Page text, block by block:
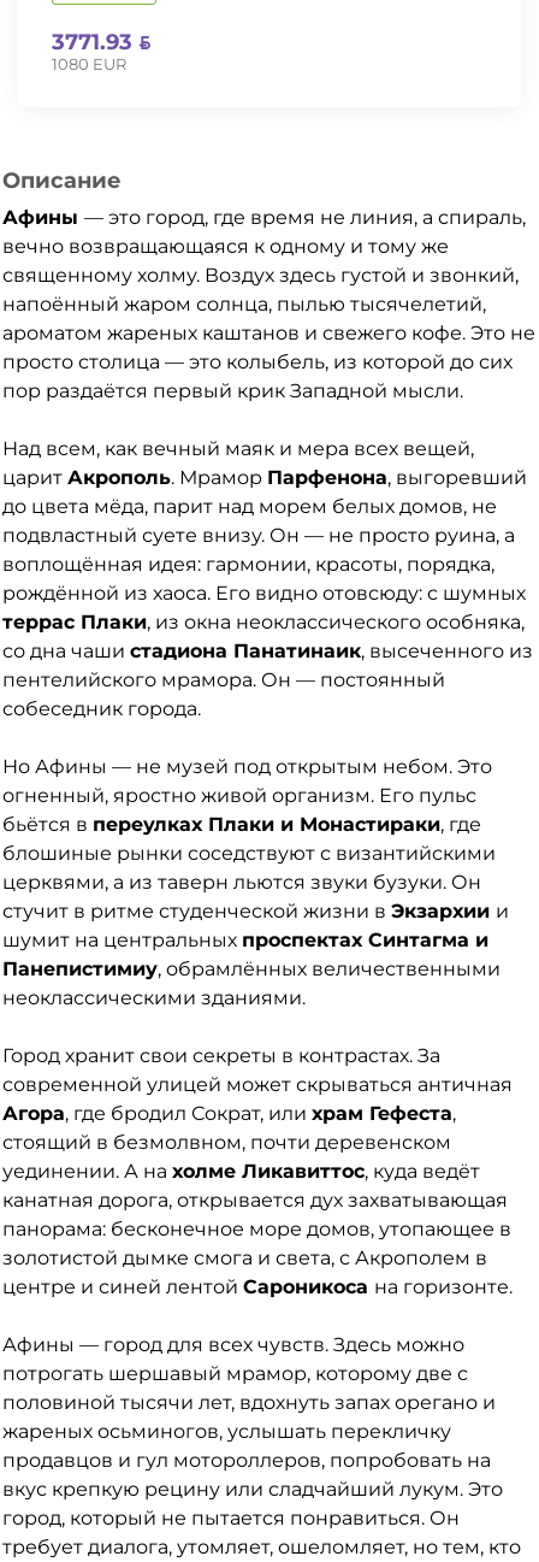
3771.93
1080 EUR
Описание
Афины— это город, где время не линия, а спираль,
вечно возвращающаяся к одному и тому же
священному холму. Воздух здесь густой и звонкий,
напоённый жаром солнца, пылью тысячелетий,
ароматом жареных каштанов и свежего кофе. Это не
просто столица — это колыбель, из которой до сих
пор раздаётся первый крик Западной мысли.
Над всем, как вечный маяк и мера всех вещей,
царитАкрополь. Мрамор Парфенона, выгоревший
до цвета мёда, парит над морем белых домов, не
подвластный суете внизу. Он — не просто руина, а
воплощённая идея: гармонии, красоты, порядка,
рождённой из хаоса. Его видно отовсюду: с шумных
террас Плаки, из окна неоклассического особняка,
со дна чашистадиона Панатинаик, высеченного из
пентелийского мрамора. Он — постоянный
собеседник города.
Но Афины — не музей под открытым небом. Это
огненный, яростно живой организм. Его пульс
бьётся в переулках Плаки и Монастираки, где
блошиные рынки соседствуют с византийскими
церквями, а из таверн льются звуки бузуки. Он
стучит в ритме студенческой жизни вЭкзархии и
шумит на центральных проспектах Синтагма и
Панепистимиу, обрамлённых величественными
неоклассическими зданиями.
Город хранит свои секреты в контрастах. За
современной улицей может скрываться античная
Агора, где бродил Сократ, илихрам Гефеста,
стоящий в безмолвном, почти деревенском
уединении. А нахолме Ликавиттос, куда ведёт
канатная дорога, открывается дух захватывающая
панорама: бесконечное море домов, утопающее в
золотистой дымке смога и света, с Акрополем в
центре и синей лентойСароникоса на горизонте.
Афины — город для всех чувств. Здесь можно
потрогать шершавый мрамор, которому две с
половиной тысячи лет, вдохнуть запах орегано и
жареных осьминогов, услышать перекличку
продавцов и гул мотороллеров, попробовать на
вкус крепкую рецину или сладчайший лукум. Это
город, который не пытается понравиться. Он
требует диалога, утомляет, ошеломляет, но тем, кто